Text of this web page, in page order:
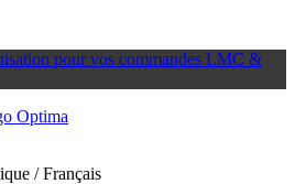
pour vos commandes LMC &
/ Français